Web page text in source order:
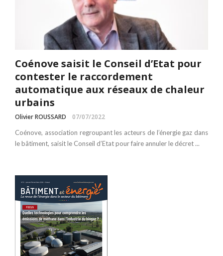
Coénove saisit le Conseil d’Etat pour
contester le raccordement
automatique aux réseaux de chaleur
urbains
Olivier ROUSSARD 07/07/2022
Coénove, association regroupant les acteurs de l’énergie gaz dans
le bâtiment, saisit le Conseil d’Etat pour faire annuler le décret ...